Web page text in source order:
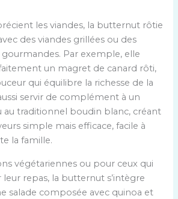
les viandes, la butternut rôtie
des viandes grillées ou des
Par exemple, elle
un magret de canard rôti,
qui équilibre la richesse de la
servir de complément à un
au traditionnel boudin blanc, créant
simple mais efficace, facile à
la famille.
végétariennes ou pour ceux qui
repas, la butternut s’intègre
salade composée avec quinoa et